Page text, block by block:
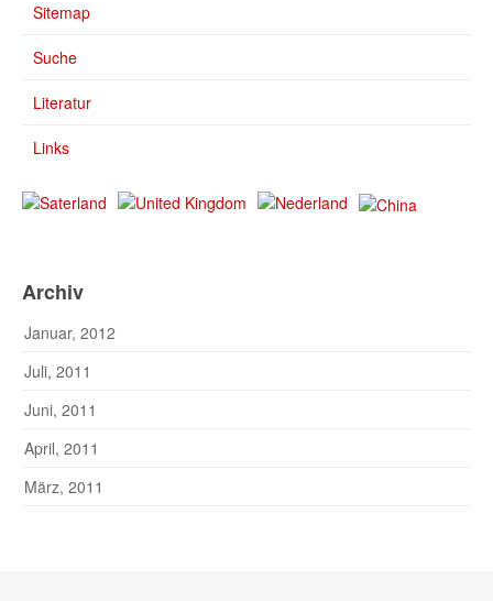
Sitemap
Suche
Literatur
Links
Archiv
Januar, 2012
Juli, 2011
Juni, 2011
April, 2011
März, 2011